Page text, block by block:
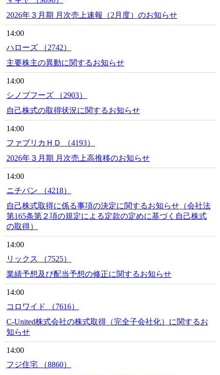
2026年３月期 月次売上速報（2月度）のお知らせ
14:00
ハローズ （2742）
主要株主の異動に関するお知らせ
14:00
シノブフーズ （2903）
自己株式の取得状況に関するお知らせ
14:00
ファブリカＨＤ （4193）
2026年３月期 月次売上高推移のお知らせ
14:00
ニチバン （4218）
自己株式取得に係る事項の決定に関するお知らせ（会社法
第165条第２項の規定による定款の定めに基づく自己株式
の取得）
14:00
リックス （7525）
業績予想及び配当予想の修正に関するお知らせ
14:00
コロワイド （7616）
C-United株式会社の株式取得（完全子会社化）に関するお
知らせ
14:00
フジ住宅 （8860）